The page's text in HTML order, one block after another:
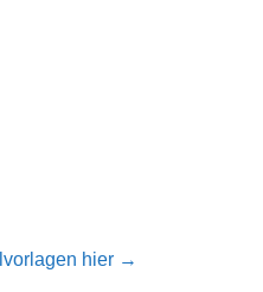
hier →